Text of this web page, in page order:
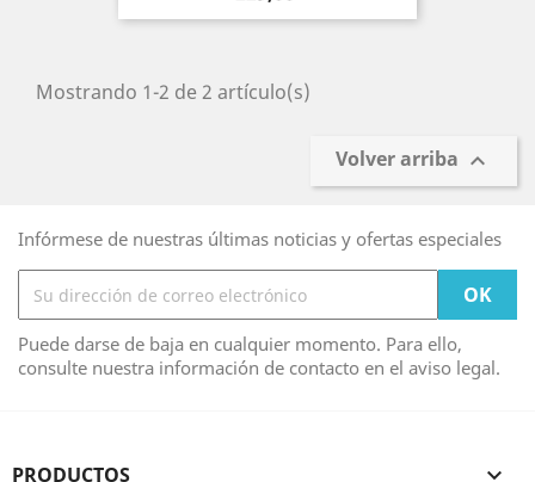
Mostrando 1-2 de 2 artículo(s)
Volver arriba 
Infórmese de nuestras últimas noticias y ofertas especiales
Puede darse de baja en cualquier momento. Para ello,
consulte nuestra información de contacto en el aviso legal.
PRODUCTOS 